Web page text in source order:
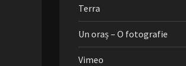
Terra
Un oraș – O fotografie
Vimeo